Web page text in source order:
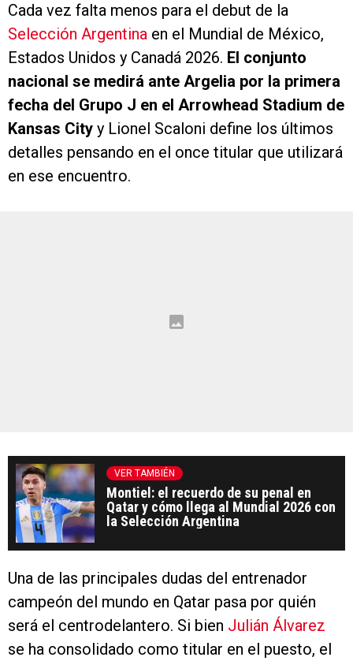
Cada vez falta menos para el debut de la
Selección Argentina en el Mundial de México,
Estados Unidos y Canadá 2026. El conjunto
nacional se medirá ante Argelia por la primera
fecha del Grupo J en el Arrowhead Stadium de
Kansas City y Lionel Scaloni define los últimos
detalles pensando en el once titular que utilizará
en ese encuentro.
VER TAMBIÉN
Montiel: el recuerdo de su penal en
Qatar y cómo llega al Mundial 2026 con
la Selección Argentina
Una de las principales dudas del entrenador
campeón del mundo en Qatar pasa por quién
será el centrodelantero. Si bien Julián Álvarez
se ha consolidado como titular en el puesto, el